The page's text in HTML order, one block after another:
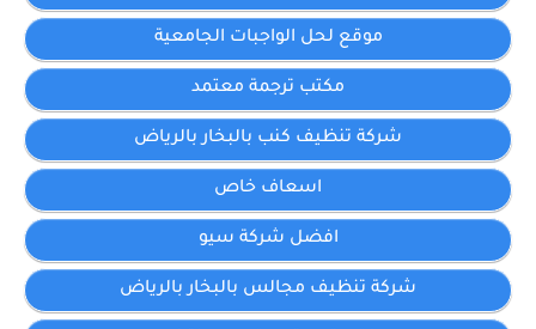
موقع لحل الواجبات الجامعية
مكتب ترجمة معتمد
شركة تنظيف كنب بالبخار بالرياض
اسعاف خاص
افضل شركة سيو
شركة تنظيف مجالس بالبخار بالرياض